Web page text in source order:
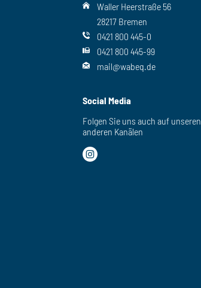
Waller Heerstraße 56
28217 Bremen
0421 800 445-0
0421 800 445-99
mail@wabeq.de
Social Media
Folgen Sie uns auch auf unseren
anderen Kanälen